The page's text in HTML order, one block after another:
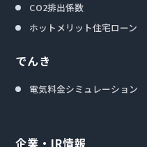
CO2排出係数
ホットメリット住宅ローン
でんき
電気料金シミュレーション
企業・IR情報